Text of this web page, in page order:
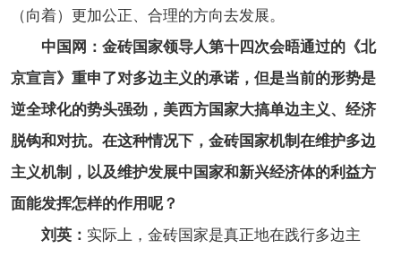
（向着）更加公正、合理的方向去发展。
中国网：金砖国家领导人第十四次会晤通过的《北
京宣言》重申了对多边主义的承诺，但是当前的形势是
逆全球化的势头强劲，美西方国家大搞单边主义、经济
脱钩和对抗。在这种情况下，金砖国家机制在维护多边
主义机制，以及维护发展中国家和新兴经济体的利益方
面能发挥怎样的作用呢？
刘英： 实际上，金砖国家是真正地在践行多边主